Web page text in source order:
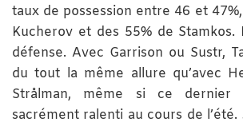
taux de possession entre 46 et
Kucherov et des 55% de Stamkos.
défense. Avec Garrison ou Sustr,
du tout la même allure qu’avec
Strålman, même si ce dernier
sacrément ralenti au cours de l’été.